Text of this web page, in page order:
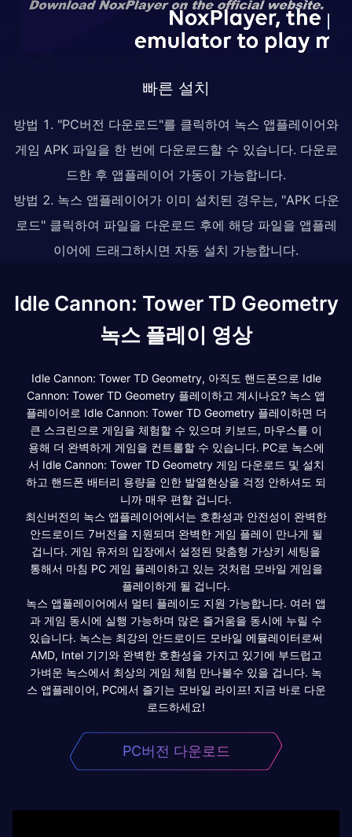
빠른 설치
방법 1. "PC버전 다운로드"를 클릭하여 녹스 앱플레이어와
게임 APK 파일을 한 번에 다운로드할 수 있습니다. 다운로
드한 후 앱플레이어 가동이 가능합니다.
방법 2. 녹스 앱플레이어가 이미 설치된 경우는, "APK 다운
로드" 클릭하여 파일을 다운로드 후에 해당 파일을 앱플레
이어에 드래그하시면 자동 설치 가능합니다.
Idle Cannon: Tower TD Geometry
녹스 플레이 영상
Idle Cannon: Tower TD Geometry, 아직도 핸드폰으로 Idle
Cannon: Tower TD Geometry 플레이하고 계시나요? 녹스 앱
플레이어로 Idle Cannon: Tower TD Geometry 플레이하면 더
큰 스크린으로 게임을 체험할 수 있으며 키보드, 마우스를 이
용해 더 완벽하게 게임을 컨트롤할 수 있습니다. PC로 녹스에
서 Idle Cannon: Tower TD Geometry 게임 다운로드 및 설치
하고 핸드폰 배터리 용량을 인한 발열현상을 걱정 안하셔도 되
니까 매우 편할 겁니다.
최신버전의 녹스 앱플레이어에서는 호환성과 안전성이 완벽한
안드로이드 7버전을 지원되며 완벽한 게임 플레이 만나게 될
겁니다. 게임 유저의 입장에서 설정된 맞춤형 가상키 세팅을
통해서 마침 PC 게임 플레이하고 있는 것처럼 모바일 게임을
플레이하게 될 겁니다.
녹스 앱플레이어에서 멀티 플레이도 지원 가능합니다. 여러 앱
과 게임 동시에 실행 가능하며 많은 즐거움을 동시에 누릴 수
있습니다. 녹스는 최강의 안드로이드 모바일 에뮬레이터로써
AMD, Intel 기기와 완벽한 호환성을 가지고 있기에 부드럽고
가벼운 녹스에서 최상의 게임 체험 만나볼수 있을 겁니다. 녹
스 앱플레이어, PC에서 즐기는 모바일 라이프! 지금 바로 다운
로드하세요!
PC버전 다운로드